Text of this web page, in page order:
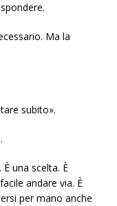
Ma la
subito».
una scelta. È
andare via. È
per mano anche